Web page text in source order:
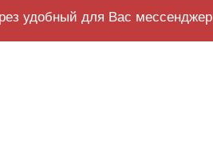
удобный для Вас мессенджер